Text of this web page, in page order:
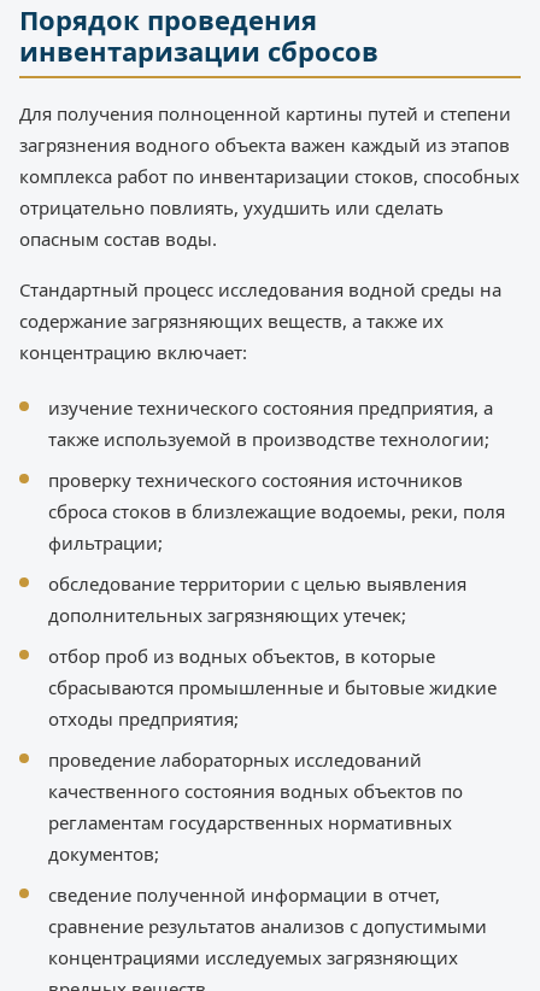
Порядок проведения
инвентаризации сбросов
Для получения полноценной картины путей и степени
загрязнения водного объекта важен каждый из этапов
комплекса работ по инвентаризации стоков, способных
отрицательно повлиять, ухудшить или сделать
опасным состав воды.
Стандартный процесс исследования водной среды на
содержание загрязняющих веществ, а также их
концентрацию включает:
изучение технического состояния предприятия, а
также используемой в производстве технологии;
проверку технического состояния источников
сброса стоков в близлежащие водоемы, реки, поля
фильтрации;
обследование территории с целью выявления
дополнительных загрязняющих утечек;
отбор проб из водных объектов, в которые
сбрасываются промышленные и бытовые жидкие
отходы предприятия;
проведение лабораторных исследований
качественного состояния водных объектов по
регламентам государственных нормативных
документов;
сведение полученной информации в отчет,
сравнение результатов анализов с допустимыми
концентрациями исследуемых загрязняющих